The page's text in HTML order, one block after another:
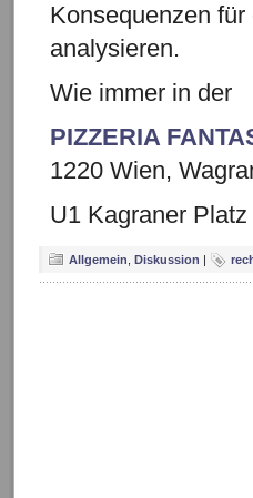
Konsequenzen
analysieren.
Wie immer in der
PIZZERIA
1220 Wien,
U1 Kagraner Platz
Allgemein Diskussion |